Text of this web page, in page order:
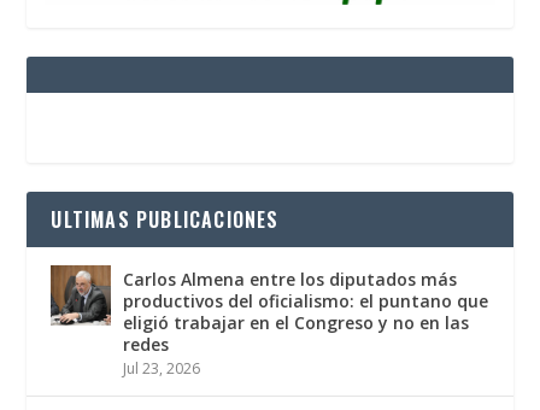
ULTIMAS PUBLICACIONES
Carlos Almena entre los diputados más
productivos del oficialismo: el puntano que
eligió trabajar en el Congreso y no en las
redes
Jul 23, 2026